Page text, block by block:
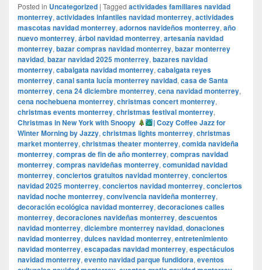
Posted in Uncategorized | Tagged actividades familiares navidad
monterrey, actividades infantiles navidad monterrey, actividades
mascotas navidad monterrey, adornos navideños monterrey, año
nuevo monterrey, árbol navidad monterrey, artesanía navidad
monterrey, bazar compras navidad monterrey, bazar monterrey
navidad, bazar navidad 2025 monterrey, bazares navidad
monterrey, cabalgata navidad monterrey, cabalgata reyes
monterrey, canal santa lucía monterrey navidad, casa de Santa
monterrey, cena 24 diciembre monterrey, cena navidad monterrey,
cena nochebuena monterrey, christmas concert monterrey,
christmas events monterrey, christmas festival monterrey,
Christmas in New York with Snoopy
| Cozy Coffee Jazz for
Winter Morning by Jazzy, christmas lights monterrey, christmas
market monterrey, christmas theater monterrey, comida navideña
monterrey, compras de fin de año monterrey, compras navidad
monterrey, compras navideñas monterrey, comunidad navidad
monterrey, conciertos gratuitos navidad monterrey, conciertos
navidad 2025 monterrey, conciertos navidad monterrey, conciertos
navidad noche monterrey, convivencia navideña monterrey,
decoración ecológica navidad monterrey, decoraciones calles
monterrey, decoraciones navideñas monterrey, descuentos
navidad monterrey, diciembre monterrey navidad, donaciones
navidad monterrey, dulces navidad monterrey, entretenimiento
navidad monterrey, escapadas navidad monterrey, espectáculos
navidad monterrey, evento navidad parque fundidora, eventos